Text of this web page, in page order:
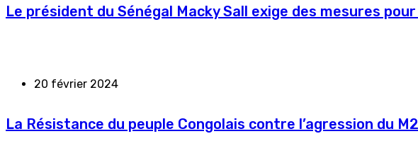
Le président du Sénégal Macky Sall exige des mesures
20 février 2024
La Résistance du peuple Congolais contre l’agression du